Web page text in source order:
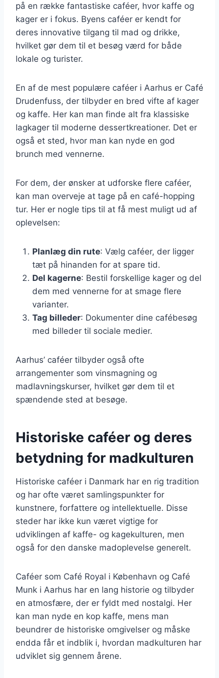
på en række fantastiske caféer, hvor kaffe og
kager er i fokus. Byens caféer er kendt for
deres innovative tilgang til mad og drikke,
hvilket gør dem til et besøg værd for både
lokale og turister.
En af de mest populære caféer i Aarhus er Café
Drudenfuss, der tilbyder en bred vifte af kager
og kaffe. Her kan man finde alt fra klassiske
lagkager til moderne dessertkreationer. Det er
også et sted, hvor man kan nyde en god
brunch med vennerne.
For dem, der ønsker at udforske flere caféer,
kan man overveje at tage på en café-hopping
tur. Her er nogle tips til at få mest muligt ud af
oplevelsen:
Planlæg din rute: Vælg caféer, der ligger
tæt på hinanden for at spare tid.
Del kagerne: Bestil forskellige kager og del
dem med vennerne for at smage flere
varianter.
Tag billeder: Dokumenter dine cafébesøg
med billeder til sociale medier.
Aarhus’ caféer tilbyder også ofte
arrangementer som vinsmagning og
madlavningskurser, hvilket gør dem til et
spændende sted at besøge.
Historiske caféer og deres
betydning for madkulturen
Historiske caféer i Danmark har en rig tradition
og har ofte været samlingspunkter for
kunstnere, forfattere og intellektuelle. Disse
steder har ikke kun været vigtige for
udviklingen af kaffe- og kagekulturen, men
også for den danske madoplevelse generelt.
Caféer som Café Royal i København og Café
Munk i Aarhus har en lang historie og tilbyder
en atmosfære, der er fyldt med nostalgi. Her
kan man nyde en kop kaffe, mens man
beundrer de historiske omgivelser og måske
endda får et indblik i, hvordan madkulturen har
udviklet sig gennem årene.